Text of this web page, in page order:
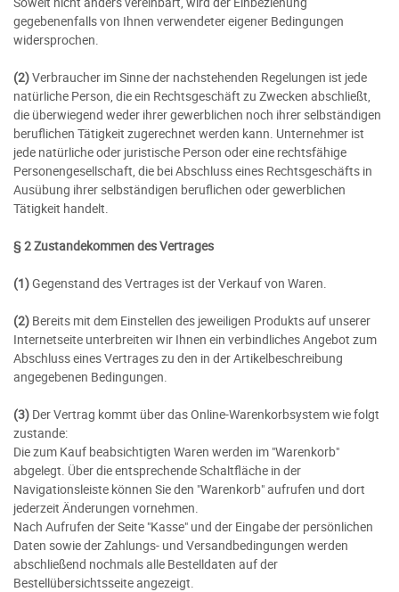
gegebenenfalls von Ihnen verwendeter eigener Bedingungen
widersprochen.
(2)Verbraucher im Sinne der nachstehenden Regelungen ist jede
natürliche Person, die ein Rechtsgeschäft zu Zwecken abschließt,
die überwiegend weder ihrer gewerblichen noch ihrer selbständigen
beruflichen Tätigkeit zugerechnet werden kann. Unternehmer ist
jede natürliche oder juristische Person oder eine rechtsfähige
Personengesellschaft, die bei Abschluss eines Rechtsgeschäfts in
Ausübung ihrer selbständigen beruflichen oder gewerblichen
Tätigkeit handelt.
§ 2 Zustandekommen des Vertrages
(1)Gegenstand des Vertrages ist der Verkauf von Waren.
(2) Bereits mit dem Einstellen des jeweiligen Produkts auf unserer
Internetseite unterbreiten wir Ihnen ein verbindliches Angebot zum
Abschluss eines Vertrages zu den in der Artikelbeschreibung
angegebenen Bedingungen.
(3) Der Vertrag kommt über das Online-Warenkorbsystem wie folgt
zustande:
Die zum Kauf beabsichtigten Waren werden im "Warenkorb"
abgelegt. Über die entsprechende Schaltfläche in der
Navigationsleiste können Sie den "Warenkorb" aufrufen und dort
jederzeit Änderungen vornehmen.
Nach Aufrufen der Seite "Kasse" und der Eingabe der persönlichen
Daten sowie der Zahlungs- und Versandbedingungen werden
abschließend nochmals alle Bestelldaten auf der
Bestellübersichtsseite angezeigt.